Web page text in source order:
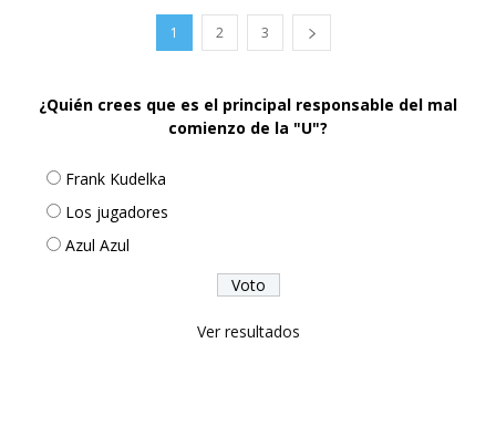
1 2 3
¿Quién crees que es el principal responsable del mal
comienzo de la "U"?
Frank Kudelka
Los jugadores
Azul Azul
Ver resultados